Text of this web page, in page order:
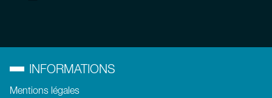
INFORMATIONS
Mentions légales